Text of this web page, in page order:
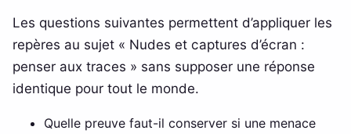
Les questions suivantes permettent d’appliquer les
repères au sujet « Nudes et captures d’écran :
penser aux traces » sans supposer une réponse
identique pour tout le monde.
Quelle preuve faut-il conserver si une menace